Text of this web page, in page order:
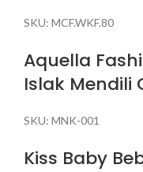
SKU: MCF.WKF.80
Aquella
Islak Mendili
SKU: MNK-001
Kiss Baby